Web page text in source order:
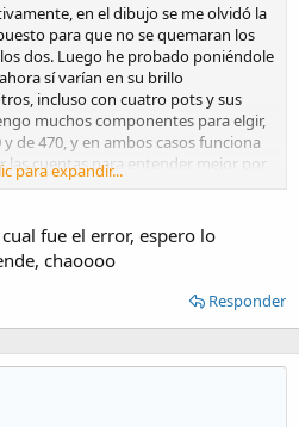
en el dibujo se me olvidó la
para que no se quemaran los
dos. Luego he probado poniéndole
sí varían en su brillo
incluso con cuatro pots y sus
muchos componentes para elgir,
de 470, y en ambos casos funciona
las cuentas para entender mejor por
para expandir...
fue el error, espero lo
chaoooo
Responder